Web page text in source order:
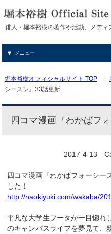
俳人・堀本裕樹の著作や活動、メディ
メニュー
堀本裕樹オフィシャルサイト TOP
シーズン』33話更新
四コマ漫画『わかばフ
2017-4-13
四コマ漫画『わかばフォーシー
した！
http://naokiyuki.com/wakaba/
平凡な大学生フータが一目惚れ
のキャンパスライフを夢見て、